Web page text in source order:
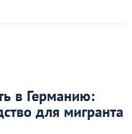
в Германию:
для мигранта